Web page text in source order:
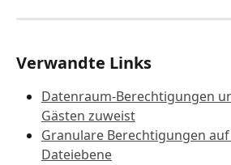
Verwandte Links
Datenraum-Berechtigungen
Gästen zuweist
Granulare Berechtigungen
Dateiebene